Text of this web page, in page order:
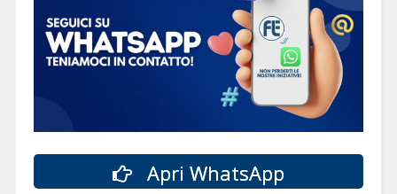
Apri WhatsApp